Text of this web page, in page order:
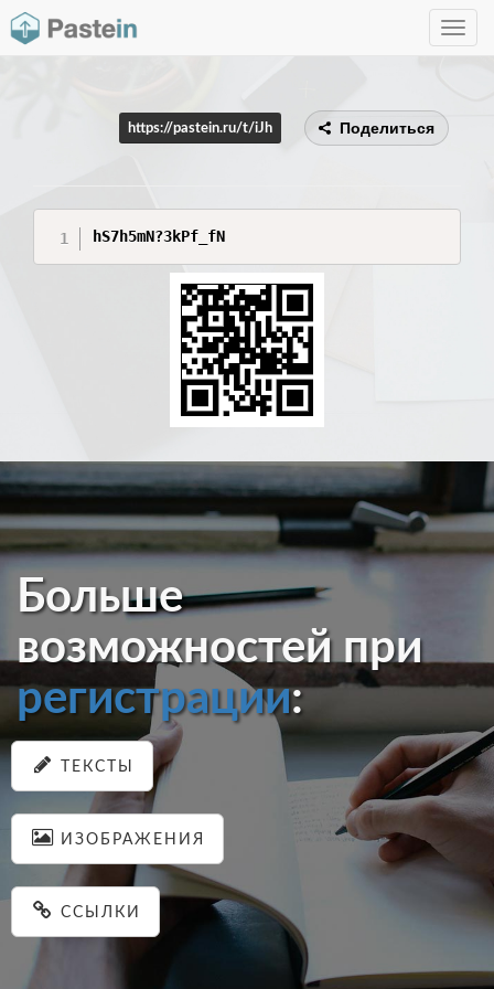
Toggle
https://pastein.ru/t/iJh Поделиться
hS7h5mN?3kPf_fN
Больше
возможностей при
регистрации:
ТЕКСТЫ
ИЗОБРАЖЕНИЯ
ССЫЛКИ